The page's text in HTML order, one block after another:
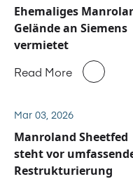
Ehemaliges
Gelände an Siemens
vermietet
Read More
Mar 03, 2026
Manroland Sheetfed
steht vor
Restrukturierung